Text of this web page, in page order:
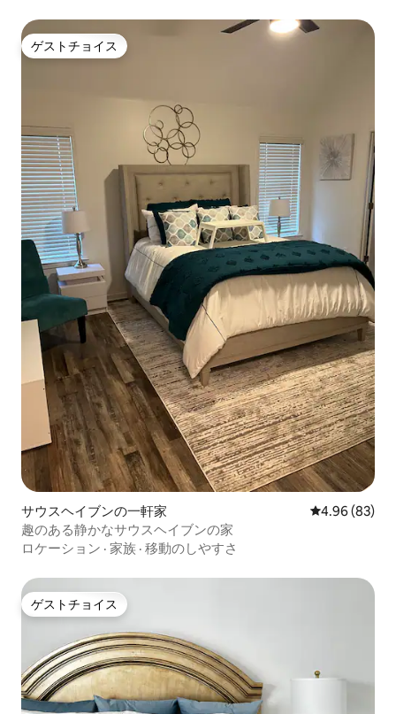
ゲストチョイス
ゲストチョイス
サウスヘイブンの一軒家 レビュー83
4.96 (83)
趣のある静かなサウスヘイブンの家
ロケーション · 家族 · 移動のしやすさ
ゲストチョイス
ゲストチョイス